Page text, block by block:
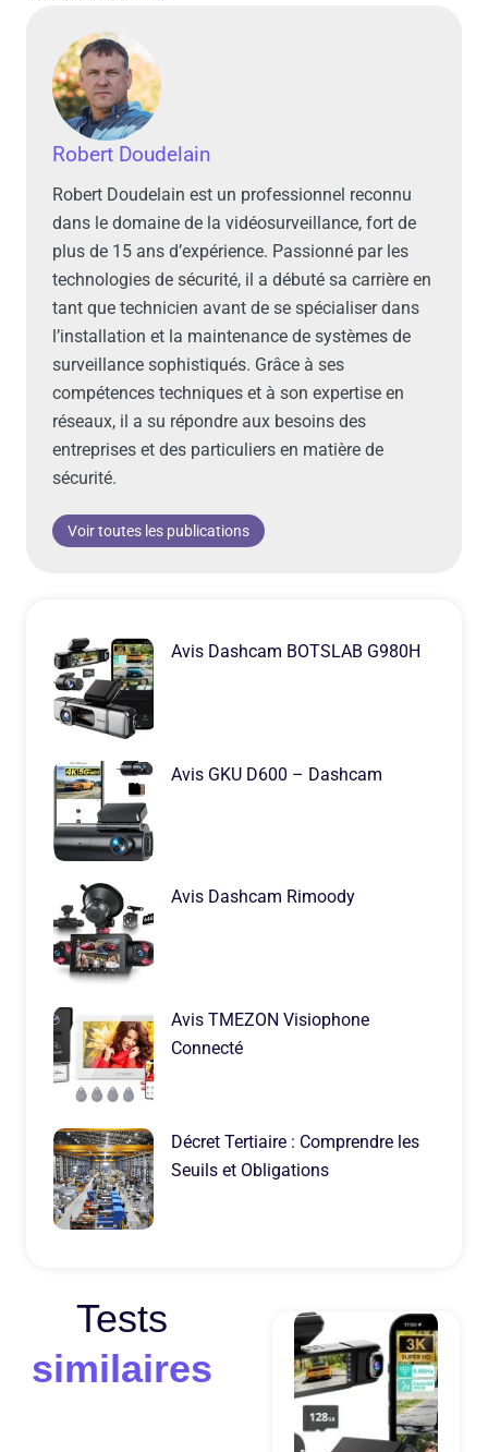
Robert Doudelain
Robert Doudelain est un professionnel reconnu
dans le domaine de la vidéosurveillance, fort de
plus de 15 ans d’expérience. Passionné par les
technologies de sécurité, il a débuté sa carrière en
tant que technicien avant de se spécialiser dans
l’installation et la maintenance de systèmes de
surveillance sophistiqués. Grâce à ses
compétences techniques et à son expertise en
réseaux, il a su répondre aux besoins des
entreprises et des particuliers en matière de
sécurité.
Voir toutes les publications
Avis Dashcam BOTSLAB G980H
Avis GKU D600 – Dashcam
Avis Dashcam Rimoody
Avis TMEZON Visiophone
Connecté
Décret Tertiaire : Comprendre les
Seuils et Obligations
Tests
similaires